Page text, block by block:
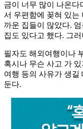
금이 너무 많이 나온다
서 우편함에 꽂혀 있는
까운 집들이 많았다.
집도 있다고 했다. 그
필자도 해외여행이나
혹시나 무슨 사고 가
여행 등의 사유가 생길
둔다.